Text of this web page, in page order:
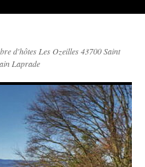
d'hôtes Les Ozeilles 43700 Saint
Laprade